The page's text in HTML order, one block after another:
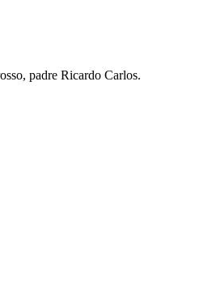
padre Ricardo Carlos.